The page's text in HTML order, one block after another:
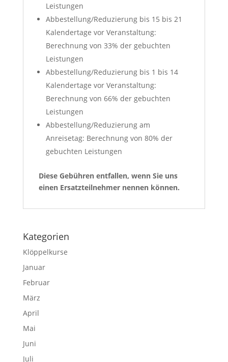
Leistungen
Abbestellung/Reduzierung bis 15 bis 21
Kalendertage vor Veranstaltung:
Berechnung von 33% der gebuchten
Leistungen
Abbestellung/Reduzierung bis 1 bis 14
Kalendertage vor Veranstaltung:
Berechnung von 66% der gebuchten
Leistungen
Abbestellung/Reduzierung am
Anreisetag: Berechnung von 80% der
gebuchten Leistungen
Diese Gebühren entfallen, wenn Sie uns
einen Ersatzteilnehmer nennen können.
Kategorien
Klöppelkurse
Januar
Februar
März
April
Mai
Juni
Juli